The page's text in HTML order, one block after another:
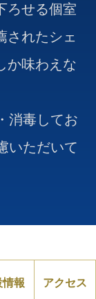
ろせる個室
されたシェ
か味わえな
消毒してお
いただいて
情報 アクセス